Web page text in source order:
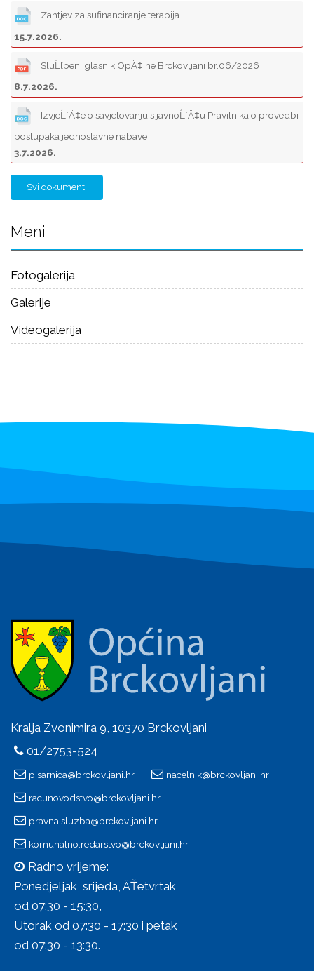
Zahtjev za sufinanciranje terapija
15.7.2026.
SluĹľbeni glasnik OpÄ‡ine Brckovljani br.06/2026
8.7.2026.
IzvjeĹˇÄ‡e o savjetovanju s javnoĹˇÄ‡u Pravilnika o provedbi
postupaka jednostavne nabave
3.7.2026.
Svi dokumenti
Meni
Fotogalerija
Galerije
Videogalerija
Kralja Zvonimira 9, 10370 Brckovljani
01/2753-524
pisarnica@brckovljani.hr nacelnik@brckovljani.hr
racunovodstvo@brckovljani.hr
pravna.sluzba@brckovljani.hr
komunalno.redarstvo@brckovljani.hr
Radno vrijeme:
Ponedjeljak, srijeda, ÄŤetvrtak
od 07:30 - 15:30,
Utorak od 07:30 - 17:30 i petak
od 07:30 - 13:30.